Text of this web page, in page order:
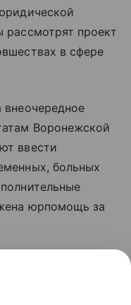
проект
в сфере
внеочередное
Воронежской
ввести
больных
юрпомощь за
что от
власти